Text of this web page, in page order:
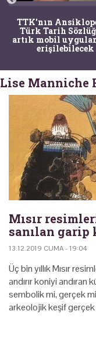
TTK'nın
Türk Tarih
artık mobil
erişilebilecek
Lise Manniche
Mısır
sanılan garip
13.12.2019 CUMA - 19:04
Üç bin yıllık Mısır
andırır koniyi andıran
sembolik mi, gerçek
arkeolojik keşif